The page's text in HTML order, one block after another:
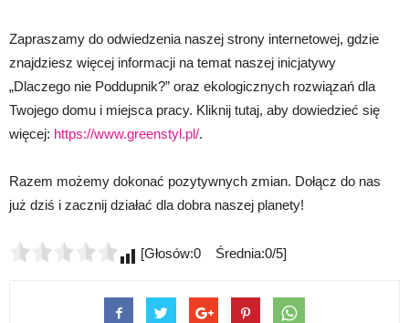
Zapraszamy do odwiedzenia naszej strony internetowej, gdzie
znajdziesz więcej informacji na temat naszej inicjatywy
„Dlaczego nie Poddupnik?” oraz ekologicznych rozwiązań dla
Twojego domu i miejsca pracy. Kliknij tutaj, aby dowiedzieć się
więcej: https://www.greenstyl.pl/.
Razem możemy dokonać pozytywnych zmian. Dołącz do nas
już dziś i zacznij działać dla dobra naszej planety!
[Głosów:0 Średnia:0/5]